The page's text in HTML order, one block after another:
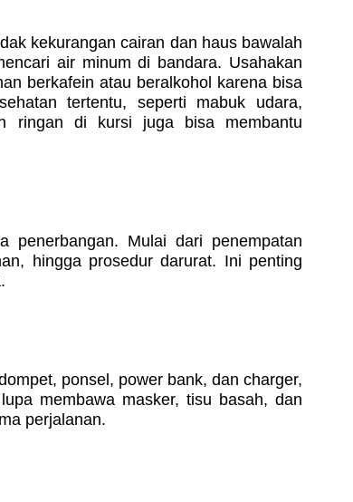
kekurangan cairan dan haus bawalah
air minum di bandara. Usahakan
berkafein atau beralkohol karena bisa
tertentu, seperti mabuk udara,
ringan di kursi juga bisa membantu
penerbangan. Mulai dari penempatan
hingga prosedur darurat. Ini penting
ponsel, power bank, dan charger,
membawa masker, tisu basah, dan
perjalanan.